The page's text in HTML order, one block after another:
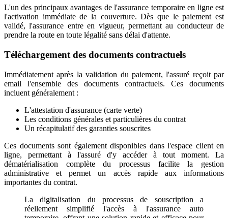
L'un des principaux avantages de l'assurance temporaire en ligne est
l'activation immédiate de la couverture. Dès que le paiement est
validé, l'assurance entre en vigueur, permettant au conducteur de
prendre la route en toute légalité sans délai d'attente.
Téléchargement des documents contractuels
Immédiatement après la validation du paiement, l'assuré reçoit par
email l'ensemble des documents contractuels. Ces documents
incluent généralement :
L'attestation d'assurance (carte verte)
Les conditions générales et particulières du contrat
Un récapitulatif des garanties souscrites
Ces documents sont également disponibles dans l'espace client en
ligne, permettant à l'assuré d'y accéder à tout moment. La
dématérialisation complète du processus facilite la gestion
administrative et permet un accès rapide aux informations
importantes du contrat.
La digitalisation du processus de souscription a
réellement simplifié l'accès à l'assurance auto